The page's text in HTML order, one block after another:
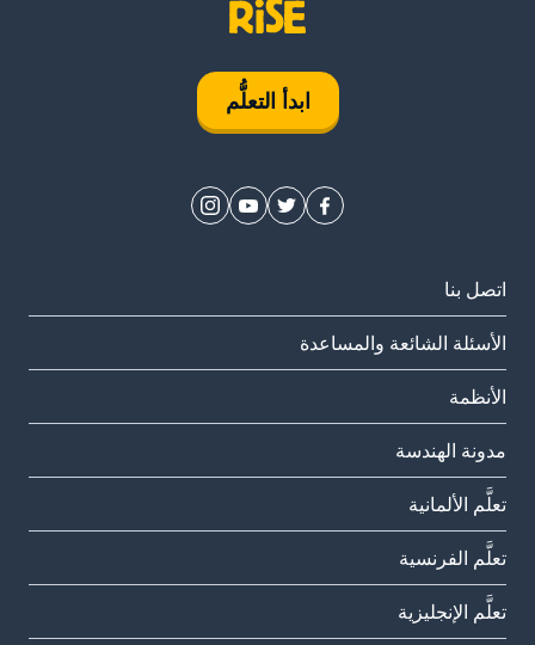
ابدأ التعلُّم
اتصل بنا
الأسئلة الشائعة والمساعدة
الأنظمة
مدونة الهندسة
تعلَّم الألمانية
تعلَّم الفرنسية
تعلَّم الإنجليزية